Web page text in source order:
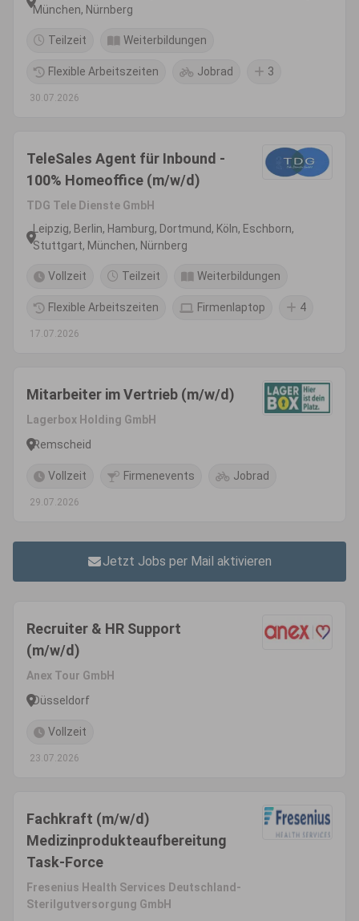
München, Nürnberg
Teilzeit Weiterbildungen
Flexible Arbeitszeiten Jobrad 3
30.07.2026
TeleSales Agent für Inbound -
100% Homeoffice (m/w/d)
TDG Tele Dienste GmbH
Leipzig, Berlin, Hamburg, Dortmund, Köln, Eschborn,
Stuttgart, München, Nürnberg
Vollzeit Teilzeit Weiterbildungen
Flexible Arbeitszeiten Firmenlaptop 4
17.07.2026
Mitarbeiter im Vertrieb (m/w/d)
Lagerbox Holding GmbH
Remscheid
Vollzeit Firmenevents Jobrad
29.07.2026
Jetzt Jobs per Mail aktivieren
Recruiter & HR Support
(m/w/d)
Anex Tour GmbH
Düsseldorf
Vollzeit
23.07.2026
Fachkraft (m/w/d)
Medizinprodukteaufbereitung
Task-Force
Fresenius Health Services Deutschland-
Sterilgutversorgung GmbH